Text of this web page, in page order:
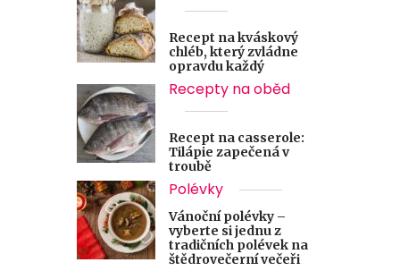
Recept na kváskový
chléb, který zvládne
opravdu každý
Recepty na oběd
Recept na casserole:
Tilápie zapečená v
troubě
Polévky
Vánoční polévky –
vyberte si jednu z
tradičních polévek na
štědrovečerní večeři